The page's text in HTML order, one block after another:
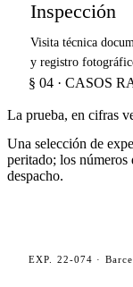
Inspección
Visita técnica
y registro
§ 04 · CASOS
La prueba, en cifras
Una selección de
peritado; los números
despacho.
EXP. 22-074 ·